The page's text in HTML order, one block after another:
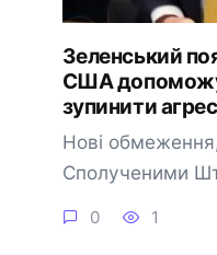
Зеленський
США
зупинити
Нові
Сполученими
0 1